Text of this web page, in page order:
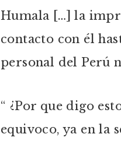
Humala […] la
contacto con él
personal del Perú
“ ¿Por que digo
equivoco, ya en la